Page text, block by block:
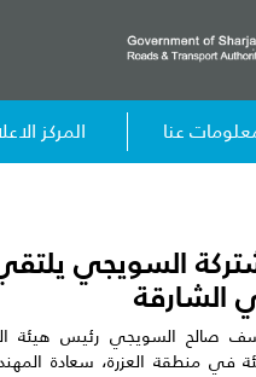
عنا المركز
السويجي
الشارقة
صالح السويجي رئيس هيئة
في منطقة العزرة، سعادة